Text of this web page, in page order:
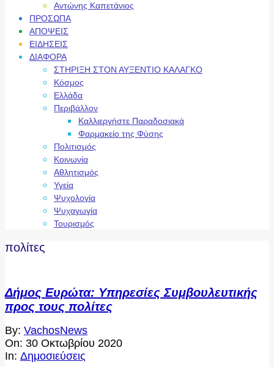
Αντώνης Καπετάνιος
ΠΡΟΣΩΠΑ
ΑΠΟΨΕΙΣ
ΕΙΔΗΣΕΙΣ
ΔΙΑΦΟΡΑ
ΣΤΗΡΙΞΗ ΣΤΟΝ ΑΥΞΕΝΤΙΟ ΚΑΛΑΓΚΟ
Κόσμος
Ελλάδα
Περιβάλλον
Καλλιεργήστε Παραδοσιακά
Φαρμακείο της Φύσης
Πολιτισμός
Κοινωνία
Αθλητισμός
Υγεία
Ψυχολογία
Ψυχαγωγία
Τουρισμός
πολίτες
Δήμος Ευρώτα: Υπηρεσίες Συμβουλευτικής
προς τους πολίτες
2020-
10-
30
By: VachosNews
On: 30 Οκτωβρίου 2020
In: Δημοσιεύσεις